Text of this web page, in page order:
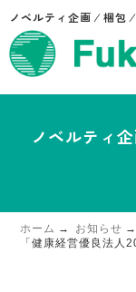
ノベルティ企画 ⁄ 梱包
ノベルティ
ホーム
お知らせ
「健康経営優良法人